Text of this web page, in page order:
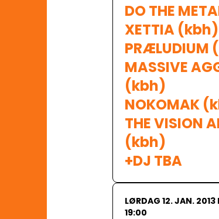
DO THE
XETTIA (kbh)
PRÆLUDIUM
MASSIVE
(kbh)
NOKOMAK
THE VISION
(kbh)
+DJ TBA
LØRDAG 12. JAN. 2013
19:00